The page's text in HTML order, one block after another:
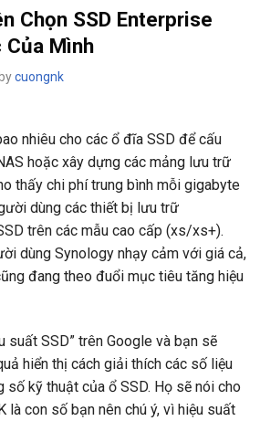
Chọn SSD Enterprise
Của Mình
bycuongnk
nhiêu cho các ổ đĩa SSD để cấu
hoặc xây dựng các mảng lưu trữ
thấy chi phí trung bình mỗi gigabyte
dùng các thiết bị lưu trữ
trên các mẫu cao cấp (xs/xs+).
dùng Synology nhạy cảm với giá cả,
đang theo đuổi mục tiêu tăng hiệu
suất SSD” trên Google và bạn sẽ
hiển thị cách giải thích các số liệu
số kỹ thuật của ổ SSD. Họ sẽ nói cho
là con số bạn nên chú ý, vì hiệu suất